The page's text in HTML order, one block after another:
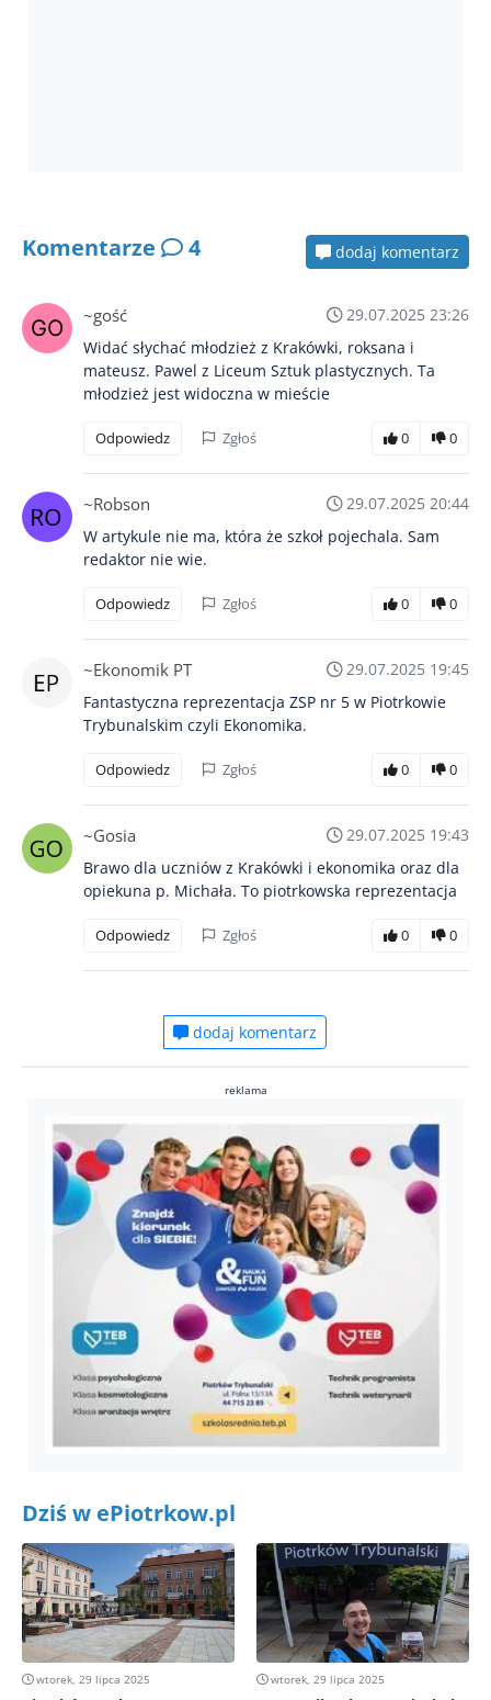
Komentarze 4 dodaj komentarz
~gość
29.07.2025 23:26
Widać słychać młodzież z Krakówki, roksana i
mateusz. Pawel z Liceum Sztuk plastycznych. Ta
młodzież jest widoczna w mieście
Odpowiedz Zgłoś 0 0
~Robson
29.07.2025 20:44
W artykule nie ma, która że szkoł pojechala. Sam
redaktor nie wie.
Odpowiedz Zgłoś 0 0
~Ekonomik PT
29.07.2025 19:45
Fantastyczna reprezentacja ZSP nr 5 w Piotrkowie
Trybunalskim czyli Ekonomika.
Odpowiedz Zgłoś 0 0
~Gosia
29.07.2025 19:43
Brawo dla uczniów z Krakówki i ekonomika oraz dla
opiekuna p. Michała. To piotrkowska reprezentacja
Odpowiedz Zgłoś 0 0
dodaj komentarz
reklama
Dziś w ePiotrkow.pl
wtorek, 29 lipca 2025 wtorek, 29 lipca 2025